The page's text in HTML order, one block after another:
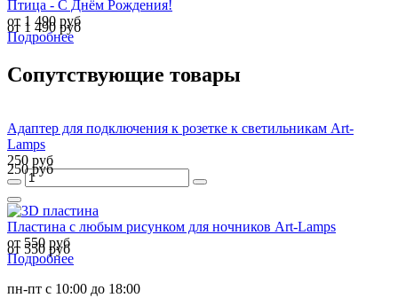
Птица - С Днём Рождения!
от 1 490 руб
от 1 490 руб
Подробнее
Сопутствующие товары
Адаптер для подключения к розетке к светильникам Art-
Lamps
250 руб
250 руб
Пластина с любым рисунком для ночников Art-Lamps
от 550 руб
от 550 руб
Подробнее
пн-пт с 10:00 до 18:00